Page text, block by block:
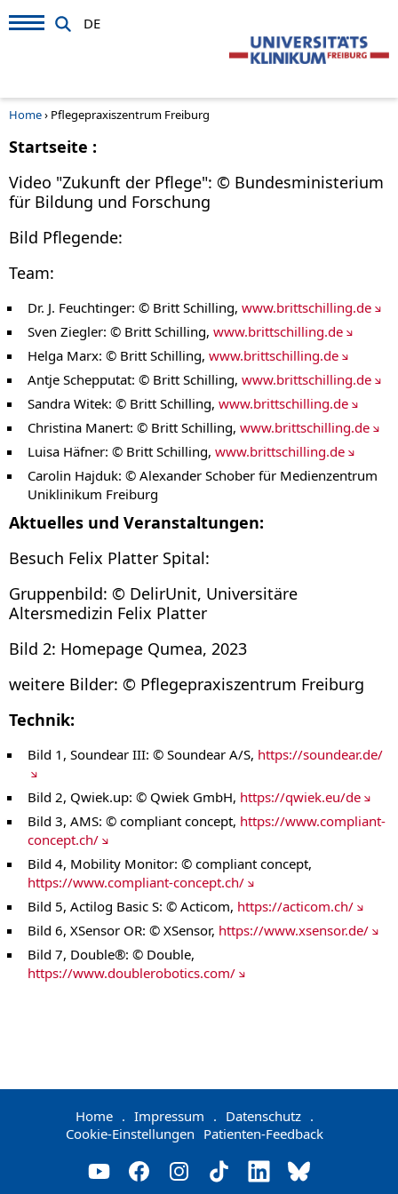
DE
Home› Pflegepraxiszentrum Freiburg
Startseite :
Video "Zukunft der Pflege": © Bundesministerium
für Bildung und Forschung
Bild Pflegende:
Team:
Dr. J. Feuchtinger: © Britt Schilling, www.brittschilling.de
Sven Ziegler: © Britt Schilling, www.brittschilling.de
Helga Marx: © Britt Schilling, www.brittschilling.de
Antje Schepputat: © Britt Schilling, www.brittschilling.de
Sandra Witek: © Britt Schilling, www.brittschilling.de
Christina Manert: © Britt Schilling, www.brittschilling.de
Luisa Häfner: © Britt Schilling, www.brittschilling.de
Carolin Hajduk: © Alexander Schober für Medienzentrum
Uniklinikum Freiburg
Aktuelles und Veranstaltungen:
Besuch Felix Platter Spital:
Gruppenbild: © DelirUnit, Universitäre
Altersmedizin Felix Platter
Bild 2: Homepage Qumea, 2023
weitere Bilder: © Pflegepraxiszentrum Freiburg
Technik:
Bild 1, Soundear III: © Soundear A/S, https://soundear.de/
Bild 2, Qwiek.up: © Qwiek GmbH, https://qwiek.eu/de
Bild 3, AMS: © compliant concept, https://www.compliant-
concept.ch/
Bild 4, Mobility Monitor: © compliant concept,
https://www.compliant-concept.ch/
Bild 5, Actilog Basic S: © Acticom, https://acticom.ch/
Bild 6, XSensor OR: © XSensor, https://www.xsensor.de/
Bild 7, Double®: © Double,
https://www.doublerobotics.com/
Home . Impressum . Datenschutz .
Cookie-Einstellungen Patienten-Feedback